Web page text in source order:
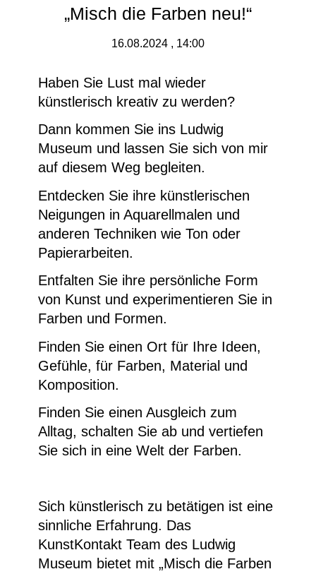
„Misch die Farben neu!“
16.08.2024 , 14:00
Haben Sie Lust mal wieder
künstlerisch kreativ zu werden?
Dann kommen Sie ins Ludwig
Museum und lassen Sie sich von mir
auf diesem Weg begleiten.
Entdecken Sie ihre künstlerischen
Neigungen in Aquarellmalen und
anderen Techniken wie Ton oder
Papierarbeiten.
Entfalten Sie ihre persönliche Form
von Kunst und experimentieren Sie in
Farben und Formen.
Finden Sie einen Ort für Ihre Ideen,
Gefühle, für Farben, Material und
Komposition.
Finden Sie einen Ausgleich zum
Alltag, schalten Sie ab und vertiefen
Sie sich in eine Welt der Farben.
Sich künstlerisch zu betätigen ist eine
sinnliche Erfahrung. Das
KunstKontakt Team des Ludwig
Museum bietet mit „Misch die Farben